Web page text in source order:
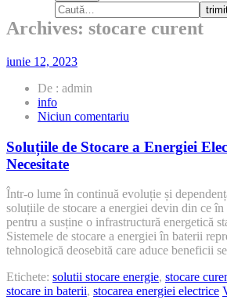
Archives: stocare curent
iunie 12, 2023
De : admin
info
Niciun comentariu
de
Stocare
Electrice
–
O
Necesitate
Soluțiile de Stocare a Energiei
Necesitate
Într-o lume în continuă evoluție și
soluțiile de stocare a energiei devin din ce
pentru a susține o infrastructură energetică
Sistemele de stocare a energiei în baterii
tehnologică deosebită care aduce beneficii
Etichete: solutii stocare energie, stocare
stocare in baterii, stocarea energiei electrice